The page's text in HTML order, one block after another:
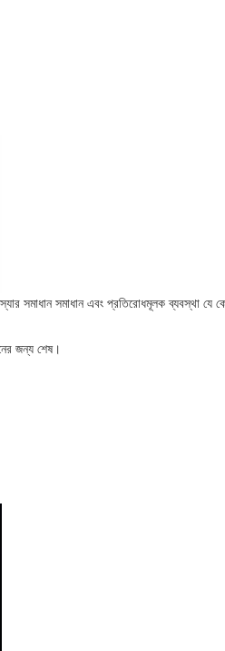
সমাধান এবং প্রতিরোধমূলক ব্যবস্থা যে
জন্য শেষ।